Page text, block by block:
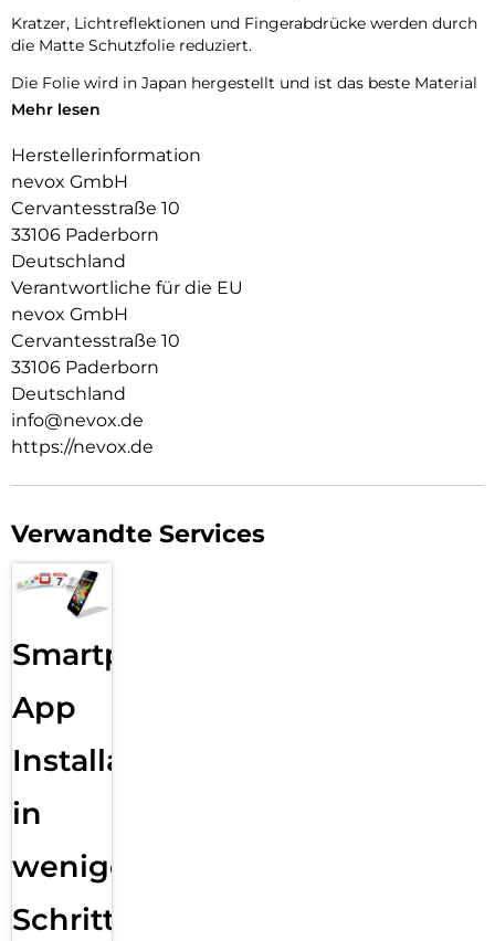
Kratzer, Lichtreflektionen und Fingerabdrücke werden durch
die Matte Schutzfolie reduziert.
Die Folie wird in Japan hergestellt und ist das beste Material
welches man verwenden kann.
iPad Air 13″ M3 (2025)
iPad Air 13″ M2 (2024)
Das Set besteht aus:
2x PAPERTouch Schutzfolie
2x Reinigungs- und Montageset (2x Baumwolltuch, 2x
Reinigungstücher, 2x Positionierungssticker, 2x Staubsticker
Mehr lesen
Herstellerinformation
nevox GmbH
Cervantesstraße 10
33106 Paderborn
Deutschland
Verantwortliche für die EU
nevox GmbH
Cervantesstraße 10
33106 Paderborn
Deutschland
info@nevox.de
https://nevox.de
Verwandte Services
Smartphone
App
Installation
in
wenigen
Schritten